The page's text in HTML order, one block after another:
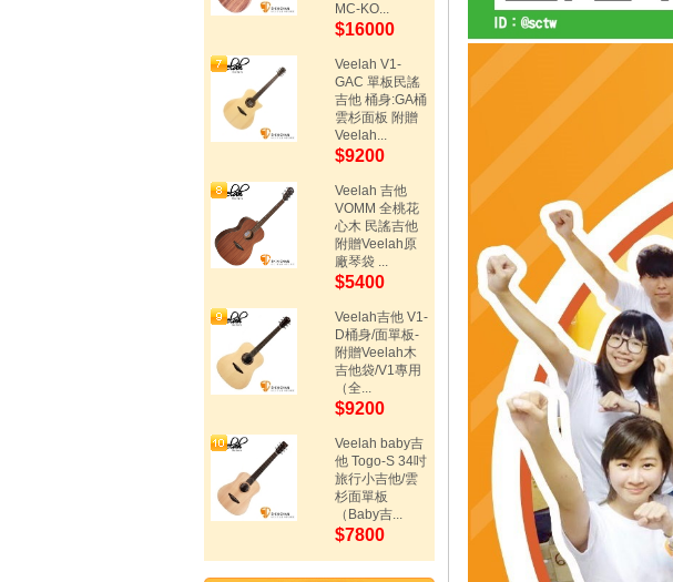
MC-KO...
$16000
Veelah V1-
GAC 單板民謠
吉他 桶身:GA桶
雲杉面板 附贈
Veelah...
$9200
Veelah 吉他
VOMM 全桃花
心木 民謠吉他
附贈Veelah原
廠琴袋 ...
$5400
Veelah吉他 V1-
D桶身/面單板-
附贈Veelah木
吉他袋/V1專用
（全...
$9200
Veelah baby吉
他 Togo-S 34吋
旅行小吉他/雲
杉面單板
（Baby吉...
$7800